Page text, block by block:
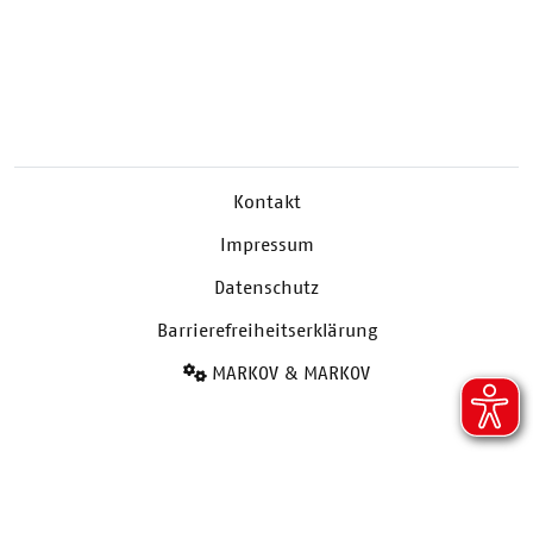
Kontakt
Impressum
Datenschutz
Barrierefreiheitserklärung
MARKOV & MARKOV